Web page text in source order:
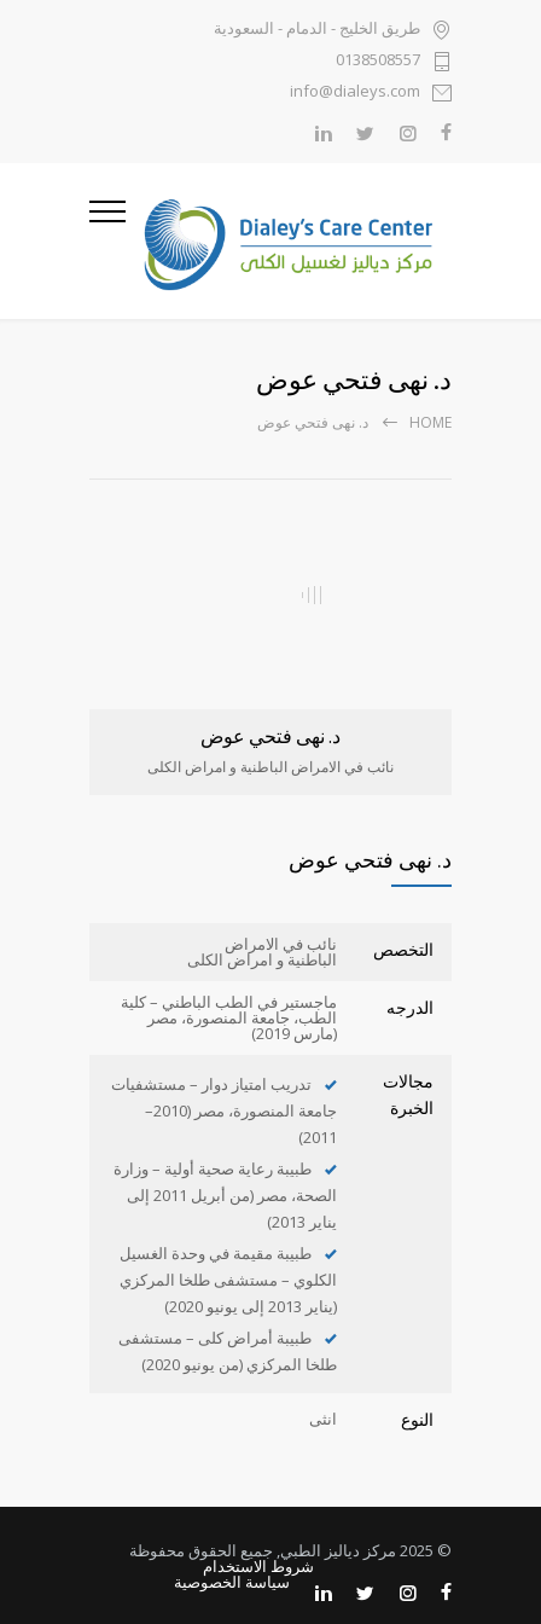
طريق الخليج - الدمام - السعودية
0138508557
info@dialeys.com
د. نهى فتحي عوض
HOME د. نهى فتحي عوض
د. نهى فتحي عوض
نائب في الامراض الباطنية و امراض الكلى
د. نهى فتحي عوض
التخصص نائب في الامراض
الباطنية و امراض الكلى
الدرجه ماجستير في الطب الباطني – كلية
الطب، جامعة المنصورة، مصر
(مارس 2019)
مجالات
الخبرة
تدريب امتياز دوار – مستشفيات
جامعة المنصورة، مصر (2010–
2011)
طبيبة رعاية صحية أولية – وزارة
الصحة، مصر (من أبريل 2011 إلى
يناير 2013)
طبيبة مقيمة في وحدة الغسيل
الكلوي – مستشفى طلخا المركزي
(يناير 2013 إلى يونيو 2020)
طبيبة أمراض كلى – مستشفى
طلخا المركزي (من يونيو 2020)
النوع انثى
© 2025 مركز دياليز الطبي, جميع الحقوق محفوظة
شروط الاستخدام
سياسة الخصوصية